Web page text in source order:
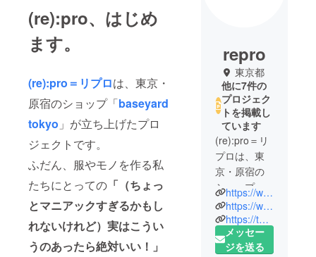
(re):pro、はじめ
ます。
(re):pro＝リプロは、東京・
原宿のショップ「baseyard
tokyo 」が立ち上げたプロ
ジェクトです。
ふだん、服やモノを作る私
たちにとっての 「（ちょっ
とマニアックすぎるかもし
れないけれど）実はこうい
うのあったら絶対いい！」
repro
東京都
他に7件の
プロジェク
トを掲載し
ています
(re):pro＝リ
プロは、東
京・原宿の
ショップ
「baseyard
tokyo」が立
ち上げたプ
ロジェクト
https://www.re-pro.baseyard.tokyo
https://www.instagram.com/repro_tokyo/
https://twitter.com/repro_tokyo
メッセー
ジを送る